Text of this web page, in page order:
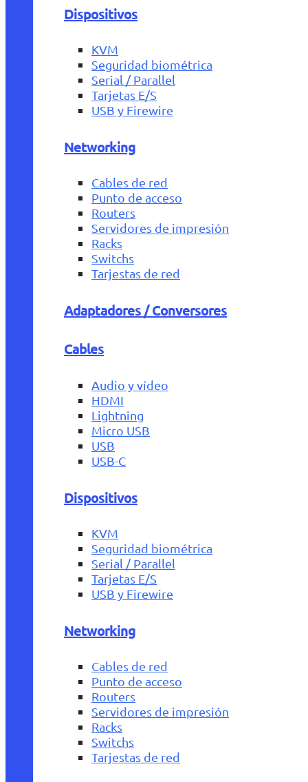
Dispositivos
KVM
Seguridad biométrica
Serial / Parallel
Tarjetas E/S
USB y Firewire
Networking
Cables de red
Punto de acceso
Routers
Servidores de impresión
Racks
Switchs
Tarjestas de red
Adaptadores / Conversores
Cables
Audio y vídeo
HDMI
Lightning
Micro USB
USB
USB-C
Dispositivos
KVM
Seguridad biométrica
Serial / Parallel
Tarjetas E/S
USB y Firewire
Networking
Cables de red
Punto de acceso
Routers
Servidores de impresión
Racks
Switchs
Tarjestas de red